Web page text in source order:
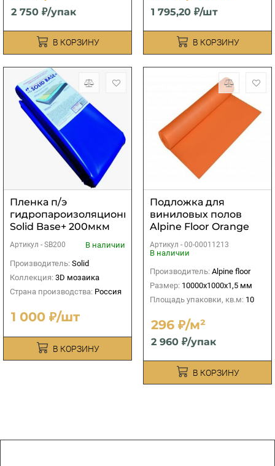
2 750 ₽/упак
В КОРЗИНУ
1 795,20 ₽/шт
В КОРЗИНУ
Пленка п/э
гидропароизоляционная
Solid Base+ 200мкм
(синяя)
Артикул - SB200
В наличии
Производитель: Solid
Коллекция: 3D мозаика
Страна производства: Россия
1 000 ₽/шт
В КОРЗИНУ
Подложка для
виниловых полов
Alpine Floor Orange
Premium IXPE
10000х1000х1,5 мм (10
Артикул - 00-00011213
В наличии
Производитель: Alpine floor
Размер: 10000х1000х1,5 мм
Площадь упаковки, кв.м: 10
296 ₽/м²
2 960 ₽/упак
В КОРЗИНУ